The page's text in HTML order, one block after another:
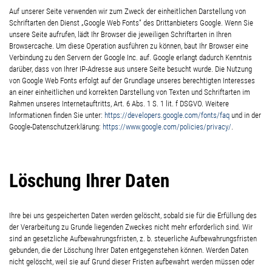
Auf unserer Seite verwenden wir zum Zweck der einheitlichen Darstellung von
Schriftarten den Dienst „Google Web Fonts“ des Drittanbieters Google. Wenn Sie
unsere Seite aufrufen, lädt Ihr Browser die jeweiligen Schriftarten in Ihren
Browsercache. Um diese Operation ausführen zu können, baut Ihr Browser eine
Verbindung zu den Servern der Google Inc. auf. Google erlangt dadurch Kenntnis
darüber, dass von Ihrer IP-Adresse aus unsere Seite besucht wurde. Die Nutzung
von Google Web Fonts erfolgt auf der Grundlage unseres berechtigten Interesses
an einer einheitlichen und korrekten Darstellung von Texten und Schriftarten im
Rahmen unseres Internetauftritts, Art. 6 Abs. 1 S. 1 lit. f DSGVO. Weitere
Informationen finden Sie unter: https://developers.google.com/fonts/faq und in der
Google-Datenschutzerklärung: https://www.google.com/policies/privacy/.
Löschung Ihrer Daten
Ihre bei uns gespeicherten Daten werden gelöscht, sobald sie für die Erfüllung des
der Verarbeitung zu Grunde liegenden Zweckes nicht mehr erforderlich sind. Wir
sind an gesetzliche Aufbewahrungsfristen, z. b. steuerliche Aufbewahrungsfristen
gebunden, die der Löschung Ihrer Daten entgegenstehen können. Werden Daten
nicht gelöscht, weil sie auf Grund dieser Fristen aufbewahrt werden müssen oder